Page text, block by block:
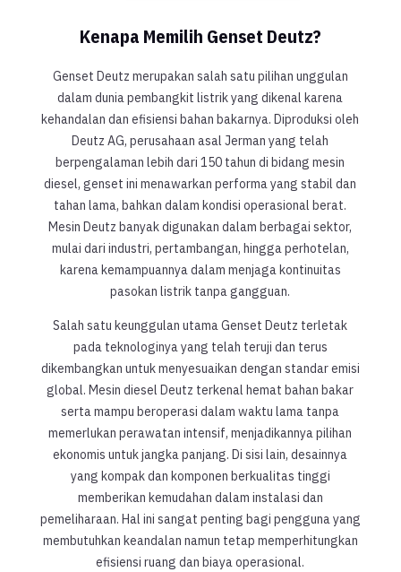
Kenapa Memilih Genset Deutz?
Genset Deutz merupakan salah satu pilihan unggulan
dalam dunia pembangkit listrik yang dikenal karena
kehandalan dan efisiensi bahan bakarnya. Diproduksi oleh
Deutz AG, perusahaan asal Jerman yang telah
berpengalaman lebih dari 150 tahun di bidang mesin
diesel, genset ini menawarkan performa yang stabil dan
tahan lama, bahkan dalam kondisi operasional berat.
Mesin Deutz banyak digunakan dalam berbagai sektor,
mulai dari industri, pertambangan, hingga perhotelan,
karena kemampuannya dalam menjaga kontinuitas
pasokan listrik tanpa gangguan.
Salah satu keunggulan utama Genset Deutz terletak
pada teknologinya yang telah teruji dan terus
dikembangkan untuk menyesuaikan dengan standar emisi
global. Mesin diesel Deutz terkenal hemat bahan bakar
serta mampu beroperasi dalam waktu lama tanpa
memerlukan perawatan intensif, menjadikannya pilihan
ekonomis untuk jangka panjang. Di sisi lain, desainnya
yang kompak dan komponen berkualitas tinggi
memberikan kemudahan dalam instalasi dan
pemeliharaan. Hal ini sangat penting bagi pengguna yang
membutuhkan keandalan namun tetap memperhitungkan
efisiensi ruang dan biaya operasional.